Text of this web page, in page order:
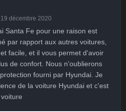
19 décembre 2020
Santa Fe pour une raison est
par rapport aux autres voitures,
facile, et il vous permet d'avoir
de confort. Nous n'oublierons
fourni par Hyundai. Je
de la voiture Hyundai et c'est